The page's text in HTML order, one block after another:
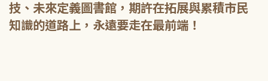
技、未來定義圖書館，期許在拓展與累積市民
知識的道路上，永遠要走在最前端！